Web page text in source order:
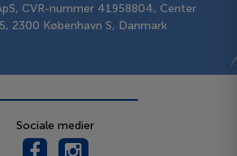
CVR-nummer 41958804, Center
2300 København S, Danmark
Sociale medier